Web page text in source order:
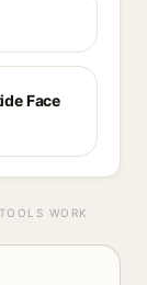
Face
WORK